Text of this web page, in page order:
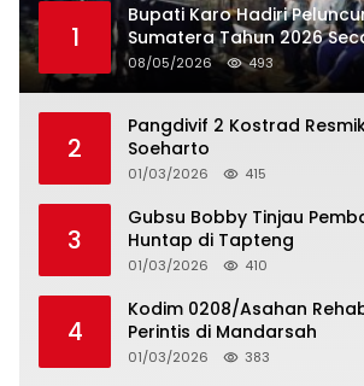
1
Bupati Karo Hadiri
Sumatera Tahun 2026
08/05/2026 493
2
Pangdivif 2 Kostrad
Soeharto
01/03/2026 415
3
Gubsu Bobby Tinjau
Huntap di Tapteng
01/03/2026 410
4
Kodim 0208/Asahan
Perintis di Mandarsah
01/03/2026 383